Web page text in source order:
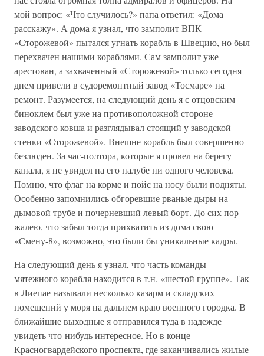
мой вопрос: «Что случилось?» папа ответил: «Дома
расскажу». А дома я узнал, что замполит ВПК
«Сторожевой» пытался угнать корабль в Швецию, но был
перехвачен нашими кораблями. Сам замполит уже
арестован, а захваченный «Сторожевой» только сегодня
днем привели в судоремонтный завод «Тосмаре» на
ремонт. Разумеется, на следующий день я с отцовским
биноклем был уже на противоположной стороне
заводского ковша и разглядывал стоящий у заводской
стенки «Сторожевой». Внешне корабль был совершенно
безлюден. За час-полтора, которые я провел на берегу
канала, я не увидел на его палубе ни одного человека.
Помню, что флаг на корме и пойс на носу были подняты.
Особенно запомнились обгоревшие рваные дыры на
дымовой трубе и почерневший левый борт. До сих пор
жалею, что забыл тогда прихватить из дома свою
«Смену-8», возможно, это были бы уникальные кадры.
На следующий день я узнал, что часть команды
мятежного корабля находится в т.н. «шестой группе». Так
в Лиепае называли несколько казарм и складских
помещений у моря на дальнем краю военного городка. В
ближайшие выходные я отправился туда в надежде
увидеть что-нибудь интересное. Но в конце
Красногвардейского проспекта, где заканчивались жилые